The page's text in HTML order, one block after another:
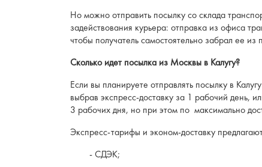
Но можно отправить посылку со склада
задействования курьера: отправка из офиса
чтобы получатель самостоятельно забрал ее из
Сколько идет посылка из Москвы в Калугу?
Если вы планируете отправлять посылку в
выбрав экспресс-доставку за 1 рабочий день,
3 рабочих дня, но при этом по максимально
Экспресс-тарифы и эконом-доставку
- СДЭК;